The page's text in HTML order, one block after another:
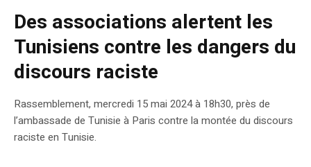
Des associations alertent les
Tunisiens contre les dangers du
discours raciste
Rassemblement, mercredi 15 mai 2024 à 18h30, près de
l’ambassade de Tunisie à Paris contre la montée du discours
raciste en Tunisie.